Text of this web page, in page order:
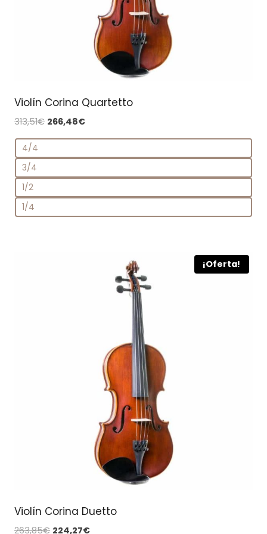
Violín Corina Quartetto
313,51€ El
era:
313,51€.
266,48€El
es:
266,48€.
4/4
3/4
1/2
1/4
¡Oferta!
Violín Corina Duetto
263,85€ El
224,27€El